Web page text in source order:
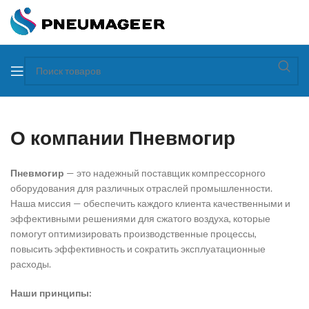
О компании Пневмогир
Пневмогир — это надежный поставщик компрессорного
оборудования для различных отраслей промышленности.
Наша миссия — обеспечить каждого клиента качественными и
эффективными решениями для сжатого воздуха, которые
помогут оптимизировать производственные процессы,
повысить эффективность и сократить эксплуатационные
расходы.
Наши принципы: